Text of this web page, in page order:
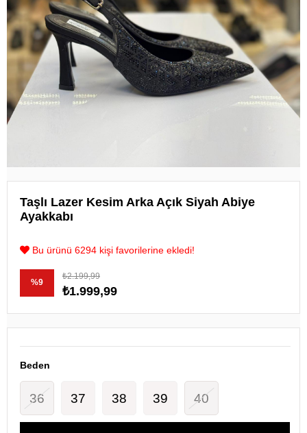
Taşlı Lazer Kesim Arka Açık Siyah Abiye
Ayakkabı
Bu ürünü 6294 kişi favorilerine ekledi!
%9
İndirim
₺2.199,99
₺1.999,99
Beden
36 37 38 39 40